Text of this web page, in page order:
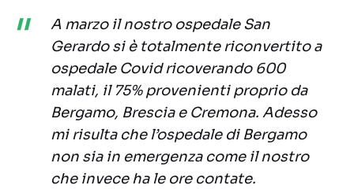
A marzo il nostro ospedale San
Gerardo si è totalmente riconvertito a
ospedale Covid ricoverando 600
malati, il 75% provenienti proprio da
Bergamo, Brescia e Cremona. Adesso
mi risulta che l’ospedale di Bergamo
non sia in emergenza come il nostro
che invece ha le ore contate.